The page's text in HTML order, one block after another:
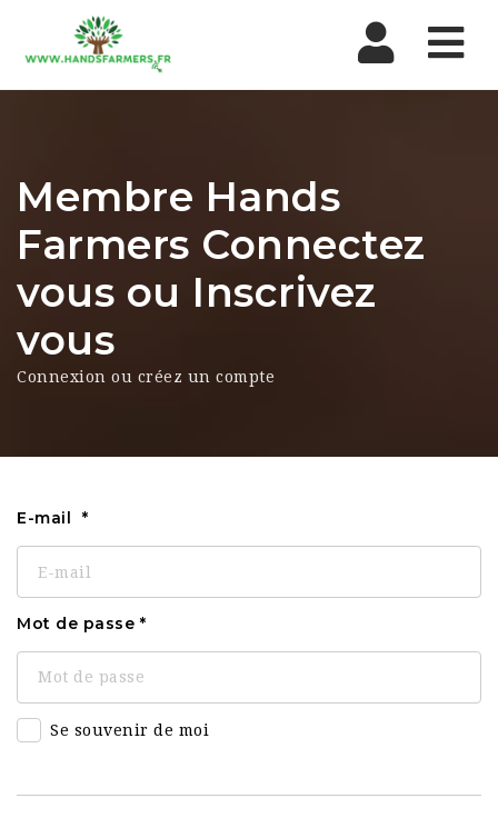
Membre Hands
Farmers Connectez
vous ou Inscrivez
vous
Connexion ou créez un compte
E-mail
Mot de passe
Se souvenir de moi